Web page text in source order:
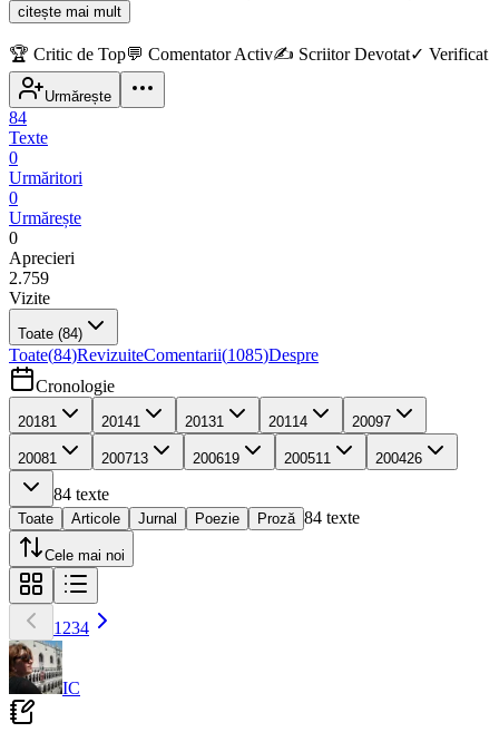
citește mai mult
🏆 Critic de Top💬 Comentator Activ✍️ Scriitor Devotat✓ Verificat
Urmărește
84
Texte
0
Urmăritori
0
Urmărește
0
Aprecieri
2.759
Vizite
Toate (84)
Toate(84)RevizuiteComentarii(1085)Despre
Cronologie
20181 20141 20131 2011 4 20097
20081 200713 200619 200511 200426
84 texte
Toate Articole Jurnal Poezie Proză 84 texte
Cele mai noi
1 234
IC